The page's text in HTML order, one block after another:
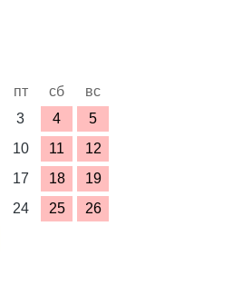
пт сб
вс
3 4
5
10 11
12
17 18
19
24 25
26